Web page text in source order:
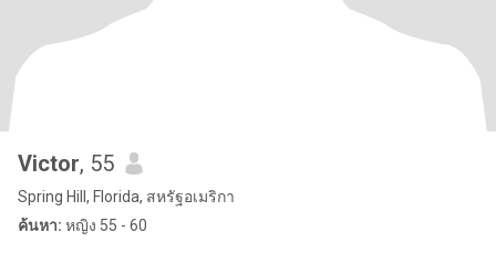
Victor, 55
Spring Hill, Florida, สหรัฐอเมริกา
ค้นหา: หญิง 55 - 60